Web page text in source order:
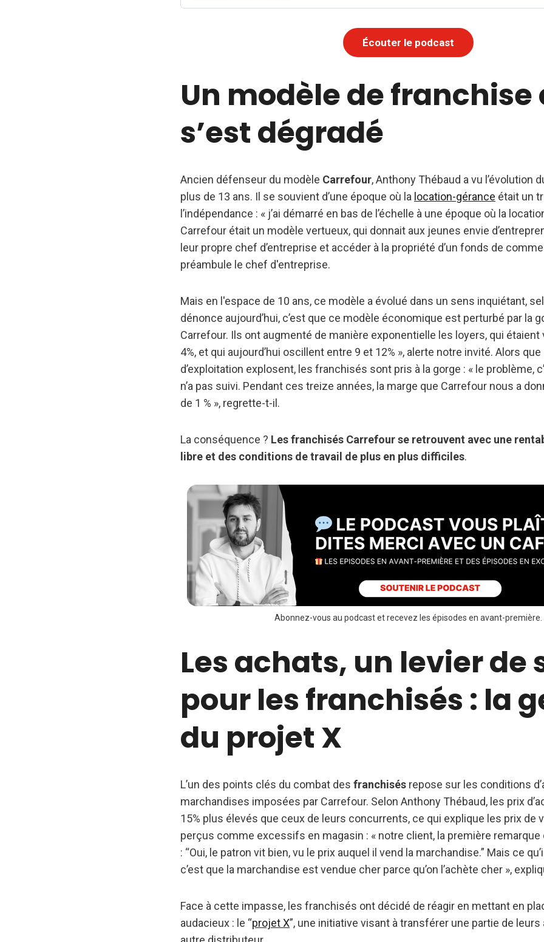
Écouter le podcast
Un modèle de franchise
s’est dégradé
Ancien défenseur du modèle Carrefour, Anthony Thébaud a vu l’évolution
plus de 13 ans. Il se souvient d’une époque où la location-gérance était un
l’indépendance : « j’ai démarré en bas de l’échelle à une époque où la
Carrefour était un modèle vertueux, qui donnait aux jeunes envie
leur propre chef d’entreprise et accéder à la propriété d’un fonds de
préambule le chef d'entreprise.
Mais en l'espace de 10 ans, ce modèle a évolué dans un sens inquiétant,
dénonce aujourd’hui, c’est que ce modèle économique est perturbé par la
Carrefour. Ils ont augmenté de manière exponentielle les loyers, qui étaient
4%, et qui aujourd’hui oscillent entre 9 et 12% », alerte notre invité. Alors
d’exploitation explosent, les franchisés sont pris à la gorge : « le problème,
n’a pas suivi. Pendant ces treize années, la marge que Carrefour nous a
de 1 % », regrette-t-il.
La conséquence ? Les franchisés Carrefour se retrouvent avec une
libre et des conditions de travail de plus en plus difficiles.
Abonnez-vous au podcast et recevez les épisodes en avant-première.
Les achats, un levier de
pour les franchisés : la
du projet X
L’un des points clés du combat des franchisés repose sur les conditions
marchandises imposées par Carrefour. Selon Anthony Thébaud, les prix
15% plus élevés que ceux de leurs concurrents, ce qui explique les prix de
perçus comme excessifs en magasin : « notre client, la première remarque
: “Oui, le patron vit bien, vu le prix auquel il vend la marchandise.” Mais ce
c’est que la marchandise est vendue cher parce qu’on l’achète cher »,
Face à cette impasse, les franchisés ont décidé de réagir en mettant en
audacieux : le “projet X”, une initiative visant à transférer une partie de